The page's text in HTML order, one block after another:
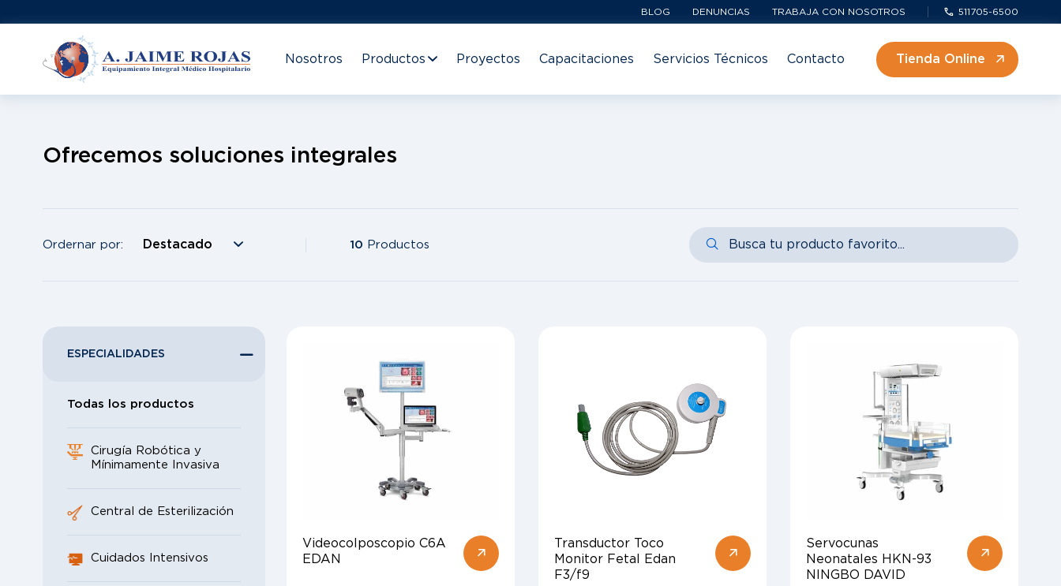
BLOG DENUNCIAS TRABAJA CON NOSOTROS 511705-6500
Nosotros Productos Proyectos Capacitaciones Servicios Técnicos Contacto Tienda Online
Ofrecemos soluciones integrales
Ordernar por: 10 Productos
ESPECIALIDADES
Todas los productos
Cirugía Robótica y
Mínimamente Invasiva
Central de Esterilización
Cuidados Intensivos
Videocolposcopio C6A
EDAN
Transductor Toco
Monitor Fetal Edan
F3/f9
Servocunas
Neonatales HKN-93
NINGBO DAVID